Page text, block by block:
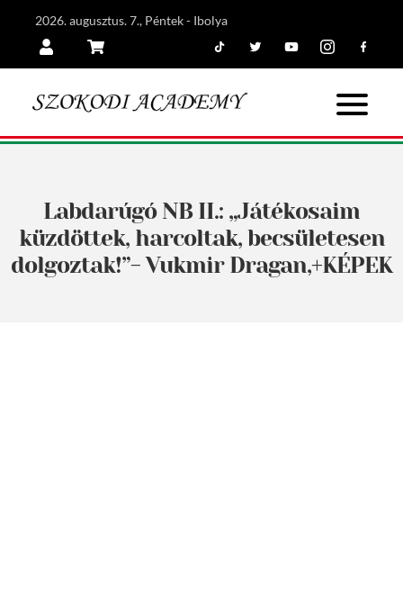
2026. augusztus. 7., Péntek - Ibolya
Labdarúgó NB II.: „Játékosaim
küzdöttek, harcoltak, becsületesen
dolgoztak!”- Vukmir Dragan,+KÉPEK